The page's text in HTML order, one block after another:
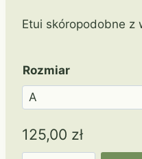
Etui skóropodobne z
Rozmiar
125,00 zł